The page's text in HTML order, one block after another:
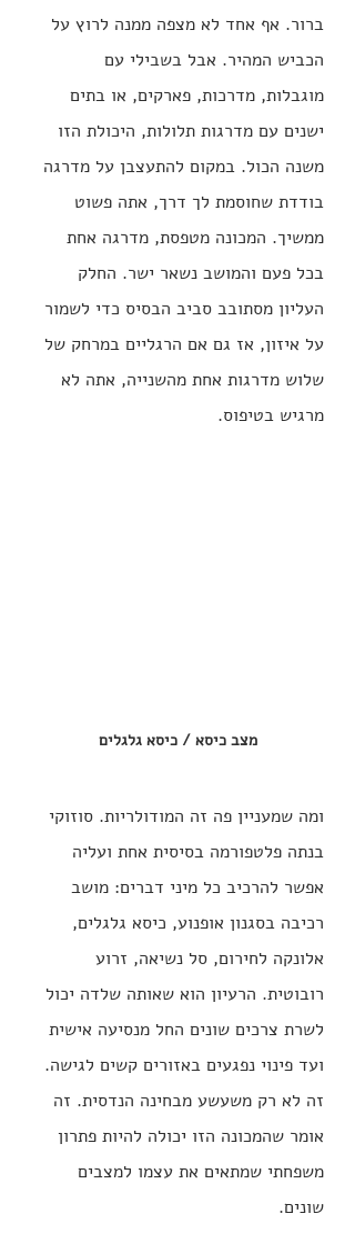
ברור. אף אחד לא מצפה ממנה לרוץ על
הכביש המהיר. אבל בשבילי עם
מוגבלות, מדרכות, פארקים, או בתים
ישנים עם מדרגות תלולות, היכולת הזו
משנה הכול. במקום להתעצבן על מדרגה
בודדת שחוסמת לך דרך, אתה פשוט
ממשיך. המכונה מטפסת, מדרגה אחת
בכל פעם והמושב נשאר ישר. החלק
העליון מסתובב סביב הבסיס כדי לשמור
על איזון, אז גם אם הרגליים במרחק של
שלוש מדרגות אחת מהשנייה, אתה לא
מרגיש בטיפוס.
מצב כיסא / כיסא גלגלים
ומה שמעניין פה זה המודולריות. סוזוקי
בנתה פלטפורמה בסיסית אחת ועליה
אפשר להרכיב כל מיני דברים: מושב
רכיבה בסגנון אופנוע, כיסא גלגלים,
אלונקה לחירום, סל נשיאה, זרוע
רובוטית. הרעיון הוא שאותה שלדה יכול
לשרת צרכים שונים החל מנסיעה אישית
ועד פינוי נפגעים באזורים קשים לגישה.
זה לא רק משעשע מבחינה הנדסית. זה
אומר שהמכונה הזו יכולה להיות פתרון
משפחתי שמתאים את עצמו למצבים
שונים.